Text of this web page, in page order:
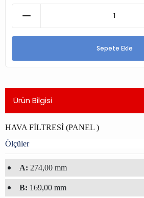
Sepete Ekle
Ürün Bilgisi
HAVA FİLTRESİ (PANEL )
Ölçüler
A: 274,00 mm
B: 169,00 mm